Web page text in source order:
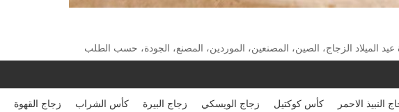
الميلاد الزجاج، الصين، المصنعين، الموردين، المصنع، الجودة، حسب الطلب
زجاج القهوة كأس الشراب زجاج البيرة زجاج الويسكي كأس كوكتيل النبيذ الاحمر